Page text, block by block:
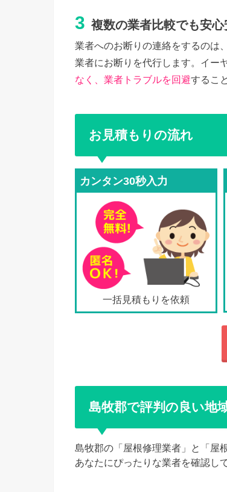
3 複数の業者比較でも安心
業者へのお断りの連絡をするのは
業者にお断りを代行します。イー
なく、業者トラブルを回避するこ
お見積もりの流れ
カンタン30秒入力
一括見積もりを依頼
島牧郡で評判の良い地
島牧郡の「屋根修理業者」と「屋
あなたにぴったりな業者を確認し